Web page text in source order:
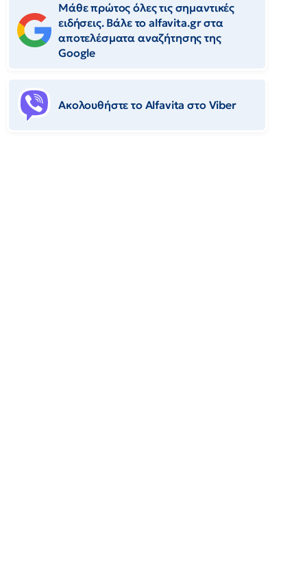
Μάθε πρώτος όλες τις σημαντικές
ειδήσεις. Βάλε το alfavita.gr στα
αποτελέσματα αναζήτησης της
Google
Ακολουθήστε το Αlfavita στο Viber